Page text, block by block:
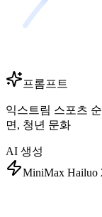
프롬프트
익스트림 스포츠
면, 청년 문화
AI 생성
MiniMax Hailuo